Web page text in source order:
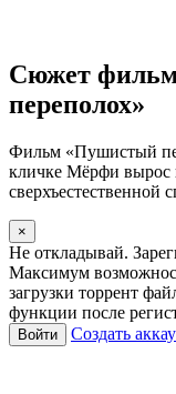
Сюжет
переполох»
Фильм «Пушистый
кличке Мёрфи вырос
сверхъестественной
×
Не откладывай.
Максимум
загрузки торрент
функции после
Войти Создать